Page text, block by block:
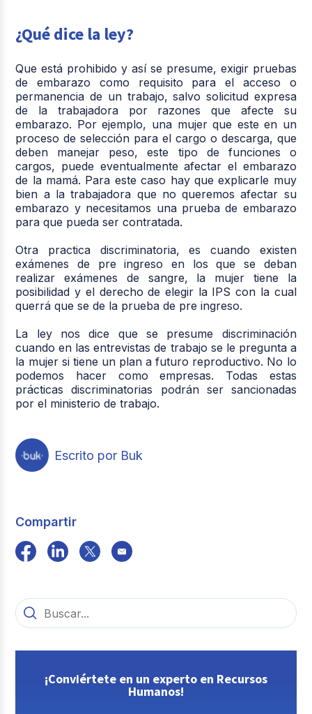
¿Qué dice la ley?
Que está prohibido y así se presume, exigir pruebas
de embarazo como requisito para el acceso o
permanencia de un trabajo, salvo solicitud expresa
de la trabajadora por razones que afecte su
embarazo. Por ejemplo, una mujer que este en un
proceso de selección para el cargo o descarga, que
deben manejar peso, este tipo de funciones o
cargos, puede eventualmente afectar el embarazo
de la mamá. Para este caso hay que explicarle muy
bien a la trabajadora que no queremos afectar su
embarazo y necesitamos una prueba de embarazo
para que pueda ser contratada.
Otra practica discriminatoria, es cuando existen
exámenes de pre ingreso en los que se deban
realizar exámenes de sangre, la mujer tiene la
posibilidad y el derecho de elegir la IPS con la cual
querrá que se de la prueba de pre ingreso.
La ley nos dice que se presume discriminación
cuando en las entrevistas de trabajo se le pregunta a
la mujer si tiene un plan a futuro reproductivo. No lo
podemos hacer como empresas. Todas estas
prácticas discriminatorias podrán ser sancionadas
por el ministerio de trabajo.
Escrito por Buk
Compartir
¡Conviértete en un experto en Recursos
Humanos!